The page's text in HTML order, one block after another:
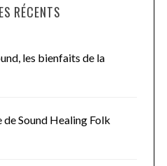
RÉCENTS
les bienfaits de la
Sound Healing Folk